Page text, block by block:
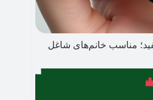
مناسب خانم‌های شاغل